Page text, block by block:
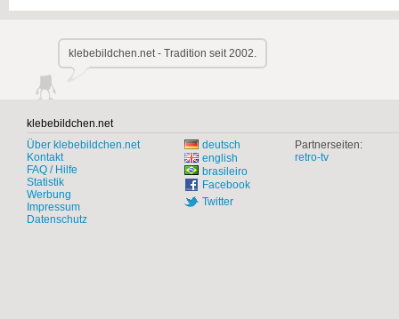
klebebildchen.net - Tradition seit 2002.
klebebildchen.net
Über klebebildchen.net
Kontakt
FAQ / Hilfe
Statistik
Werbung
Impressum
Datenschutz
deutsch
english
brasileiro
Facebook
Twitter
Partnerseiten:
retro-tv